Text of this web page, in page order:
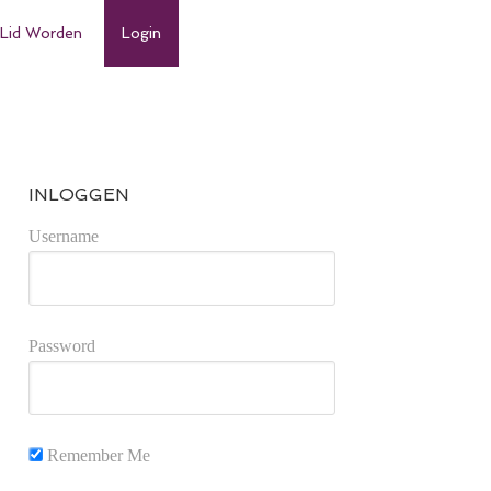
Lid Worden Login
INLOGGEN
Username
Password
Remember Me